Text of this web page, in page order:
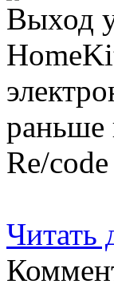
Выход
раньше
Re/
Читать